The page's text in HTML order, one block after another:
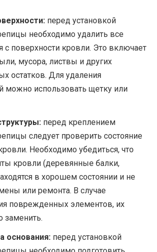
перед установкой
необходимо удалить все
с поверхности кровли. Это включает
мусора, листвы и других
остатков. Для удаления
можно использовать щетку или
перед креплением
следует проверить состояние
Необходимо убедиться, что
кровли (деревянные балки,
в хорошем состоянии и не
или ремонта. В случае
поврежденных элементов, их
заменить.
основания: перед установкой